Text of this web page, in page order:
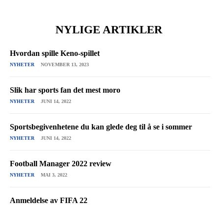
NYLIGE ARTIKLER
Hvordan spille Keno-spillet
NYHETER NOVEMBER 13, 2023
Slik har sports fan det mest moro
NYHETER JUNI 14, 2022
Sportsbegivenhetene du kan glede deg til å se i sommer
NYHETER JUNI 14, 2022
Football Manager 2022 review
NYHETER MAI 3, 2022
Anmeldelse av FIFA 22